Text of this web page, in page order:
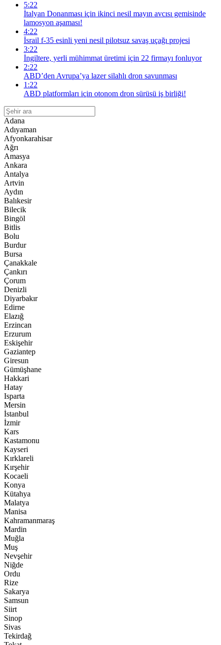
5:22
İtalyan Donanması için ikinci nesil mayın avcısı gemisinde
lamosyon aşaması!
4:22
İsrail f-35 esinli yeni nesil pilotsuz savaş uçağı projesi
3:22
İngiltere, yerli mühimmat üretimi için 22 firmayı fonluyor
2:22
ABD’den Avrupa’ya lazer silahlı dron savunması
1:22
ABD platformları için otonom dron sürüsü iş birliği!
Adana
Adıyaman
Afyonkarahisar
Ağrı
Amasya
Ankara
Antalya
Artvin
Aydın
Balıkesir
Bilecik
Bingöl
Bitlis
Bolu
Burdur
Bursa
Çanakkale
Çankırı
Çorum
Denizli
Diyarbakır
Edirne
Elazığ
Erzincan
Erzurum
Eskişehir
Gaziantep
Giresun
Gümüşhane
Hakkari
Hatay
Isparta
Mersin
İstanbul
İzmir
Kars
Kastamonu
Kayseri
Kırklareli
Kırşehir
Kocaeli
Konya
Kütahya
Malatya
Manisa
Kahramanmaraş
Mardin
Muğla
Muş
Nevşehir
Niğde
Ordu
Rize
Sakarya
Samsun
Siirt
Sinop
Sivas
Tekirdağ